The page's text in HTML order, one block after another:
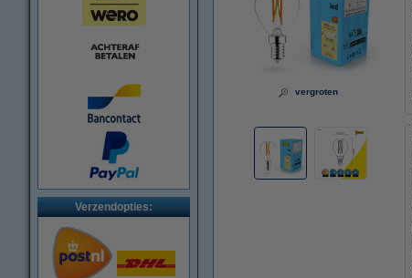
Verzendopties:
vergroten